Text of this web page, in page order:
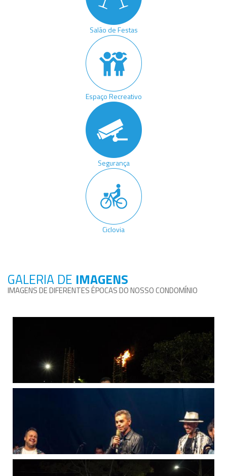
Salão de Festas
Espaço Recreativo
Segurança
Ciclovia
GALERIA DE IMAGENS
IMAGENS DE DIFERENTES ÉPOCAS DO NOSSO CONDOMÍNIO